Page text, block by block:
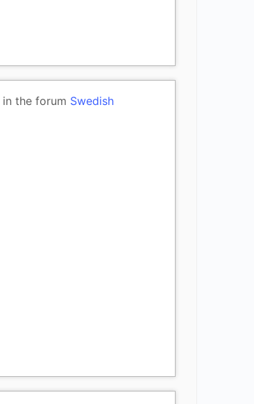
in the forum Swedish